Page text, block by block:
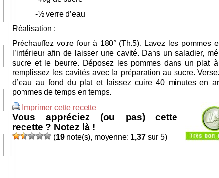
-½ verre d’eau
Réalisation :
Préchauffez votre four à 180° (Th.5). Lavez les pommes
l’intérieur afin de laisser une cavité. Dans un saladier,
sucre et le beurre. Déposez les pommes dans un plat
remplissez les cavités avec la préparation au sucre.
d’eau au fond du plat et laissez cuire 40 minutes en
pommes de temps en temps.
Imprimer cette recette
Vous appréciez (ou pas) cette
recette ? Notez là !
(19 note(s), moyenne: 1,37 sur 5)